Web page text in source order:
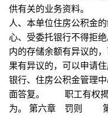
供有关的业务资料。
人、本单位住房公积金
心、受委托银行不得
内的存储余额有异议的
果有异议的，可以申请
银行、住房公积金管理
面答复。 职工有权揭
为。 第六章 罚则 第